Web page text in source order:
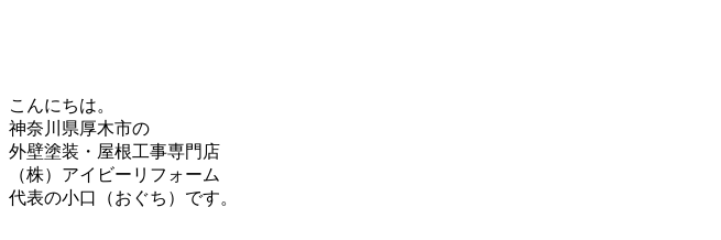
こんにちは。
神奈川県厚木市の
外壁塗装・屋根工事専門店
（株）アイビーリフォーム
代表の小口（おぐち）です。